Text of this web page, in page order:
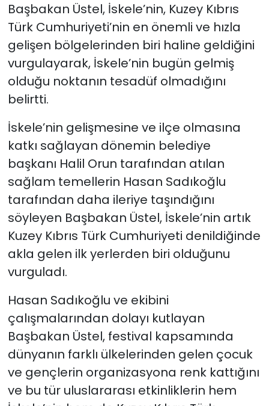
Başbakan Üstel, İskele’nin, Kuzey Kıbrıs
Türk Cumhuriyeti’nin en önemli ve hızla
gelişen bölgelerinden biri haline geldiğini
vurgulayarak, İskele’nin bugün gelmiş
olduğu noktanın tesadüf olmadığını
belirtti.
İskele’nin gelişmesine ve ilçe olmasına
katkı sağlayan dönemin belediye
başkanı Halil Orun tarafından atılan
sağlam temellerin Hasan Sadıkoğlu
tarafından daha ileriye taşındığını
söyleyen Başbakan Üstel, İskele’nin artık
Kuzey Kıbrıs Türk Cumhuriyeti denildiğinde
akla gelen ilk yerlerden biri olduğunu
vurguladı.
Hasan Sadıkoğlu ve ekibini
çalışmalarından dolayı kutlayan
Başbakan Üstel, festival kapsamında
dünyanın farklı ülkelerinden gelen çocuk
ve gençlerin organizasyona renk kattığını
ve bu tür uluslararası etkinliklerin hem